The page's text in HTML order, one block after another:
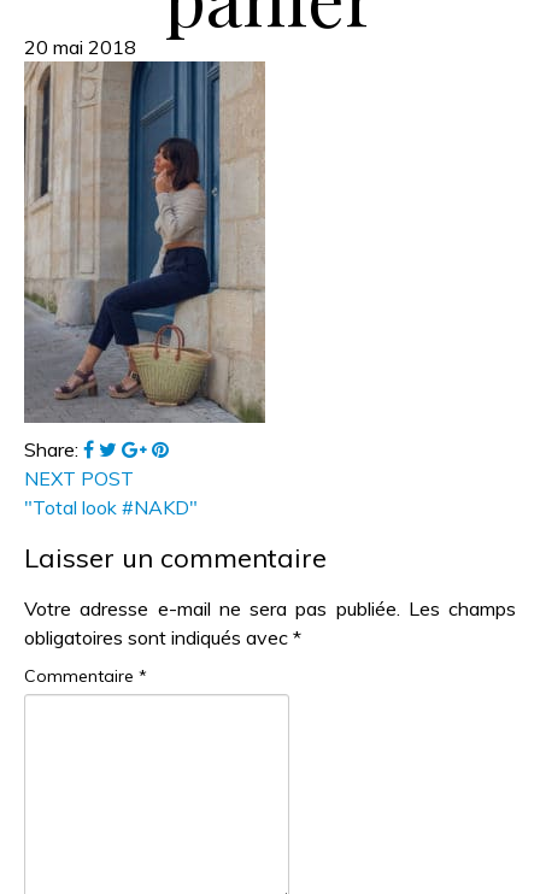
20 mai 2018
Share:
NEXT POST
"Total look #NAKD"
Laisser un commentaire
Votre adresse e-mail ne sera pas publiée. Les champs
obligatoires sont indiqués avec *
Commentaire *